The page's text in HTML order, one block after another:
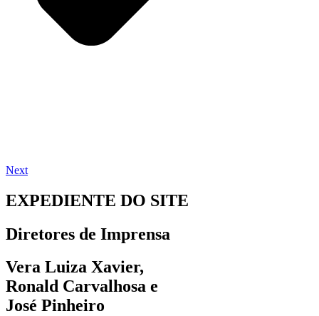
Next
EXPEDIENTE DO SITE
Diretores de Imprensa
Vera Luiza Xavier,
Ronald Carvalhosa e
José Pinheiro